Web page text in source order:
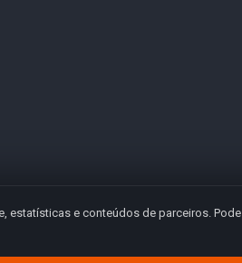
estatísticas e conteúdos de parceiros. Pode